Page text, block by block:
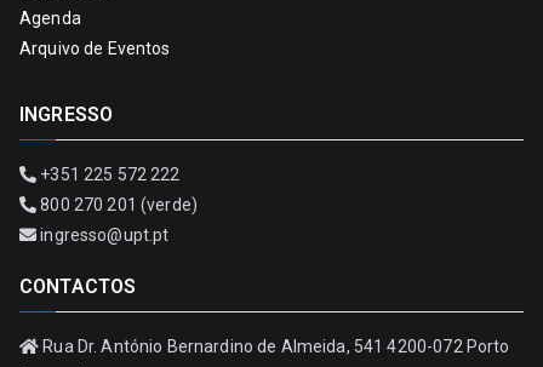
Agenda
Arquivo de Eventos
INGRESSO
+351 225 572 222
800 270 201 (verde)
ingresso@upt.pt
CONTACTOS
Rua Dr. António Bernardino de Almeida, 541 4200-072 Porto